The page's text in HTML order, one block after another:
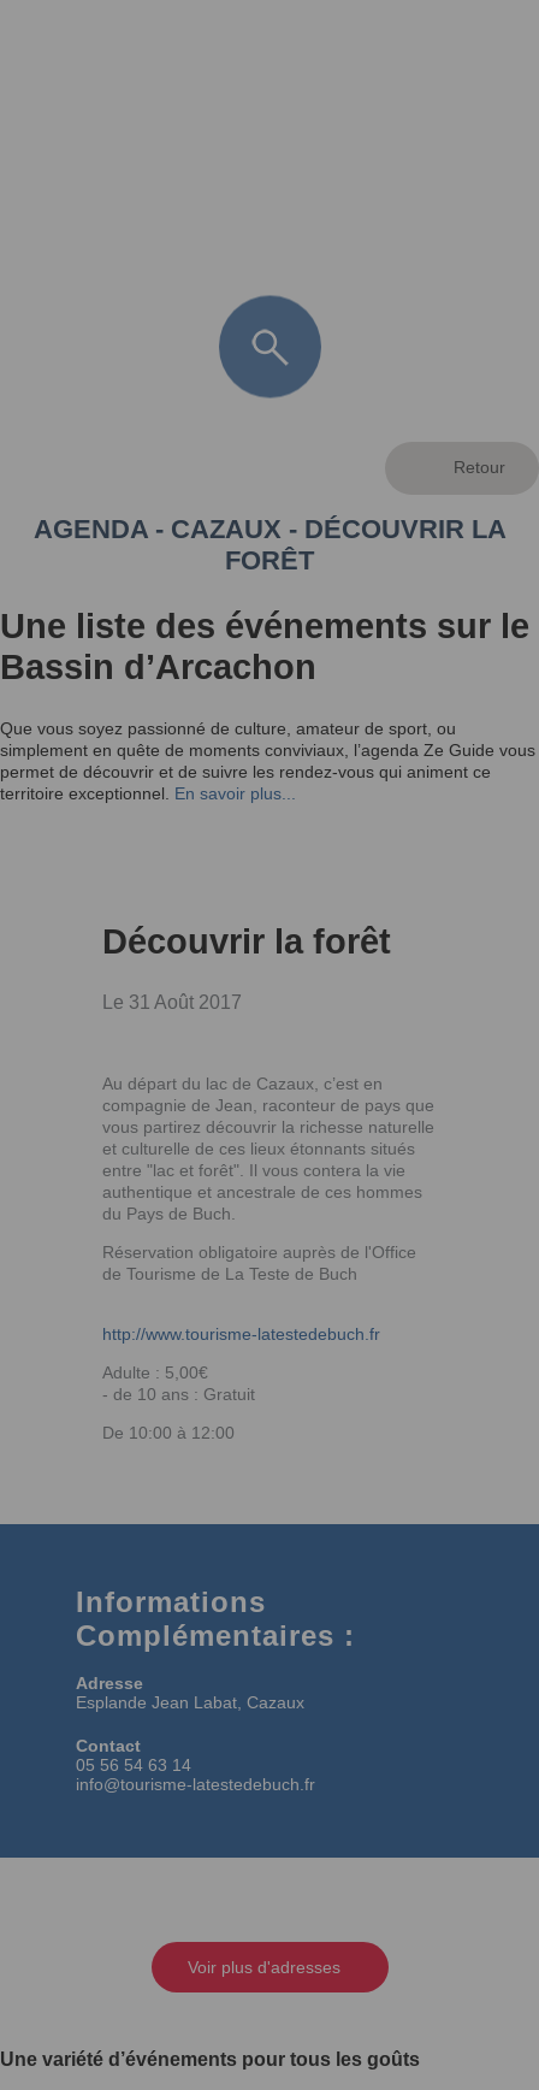
AGENDA - CAZAUX - DÉCOUVRIR LA
FORÊT
Une liste des événements sur le
Bassin d’Arcachon
Que vous soyez passionné de culture, amateur de sport, ou
simplement en quête de moments conviviaux, l’agenda Ze Guide vous
permet de découvrir et de suivre les rendez-vous qui animent ce
territoire exceptionnel. En savoir plus...
Découvrir la forêt
Le 31 Août 2017
Au départ du lac de Cazaux, c’est en
compagnie de Jean, raconteur de pays que
vous partirez découvrir la richesse naturelle
et culturelle de ces lieux étonnants situés
entre "lac et forêt". Il vous contera la vie
authentique et ancestrale de ces hommes
du Pays de Buch.
Réservation obligatoire auprès de l'Office
de Tourisme de La Teste de Buch
http://www.tourisme-latestedebuch.fr
Adulte : 5,00€
- de 10 ans : Gratuit
De 10:00 à 12:00
Informations
Complémentaires :
Adresse
Esplande Jean Labat, Cazaux
Contact
05 56 54 63 14
info@tourisme-latestedebuch.fr
Voir plus d'adresses
Une variété d’événements pour tous les goûts